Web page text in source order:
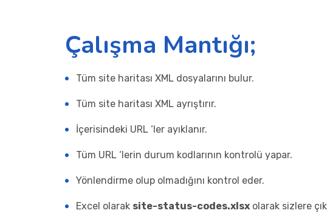
Çalışma Mantığı;
Tüm site haritası XML dosyalarını bulur.
Tüm site haritası XML ayrıştırır.
İçerisindeki URL ‘ler ayıklanır.
Tüm URL ‘lerin durum kodlarının kontrolü yapar.
Yönlendirme olup olmadığını kontrol eder.
Excel olarak site-status-codes.xlsx olarak sizlere